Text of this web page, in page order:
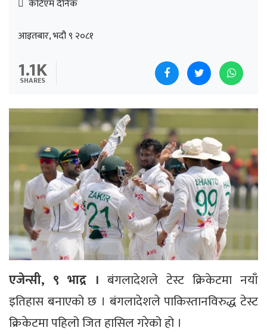
केटिएम दैनिक
आइतबार, भदौ ९ २०८१
1.1K
SHARES
एजेन्सी, ९ भाद्र । बंगलादेशले टेस्ट क्रिकेटमा नयाँ
इतिहास बनाएको छ । बंगलादेशले पाकिस्तानविरुद्ध टेस्ट
क्रिकेटमा पहिलो जित हासिल गरेको हो ।